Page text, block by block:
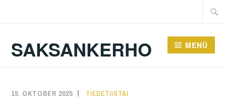
Suche
SAKSANKERHO MENÜ
15. OKTOBER 2025 KAREN
TIEDETIISTAI